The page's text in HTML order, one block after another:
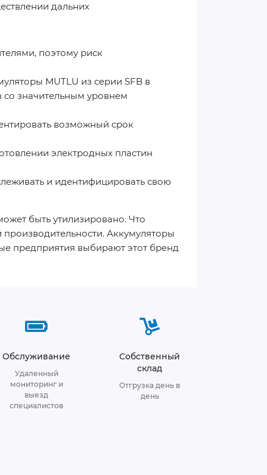
дальних
поэтому риск
MUTLU из серии SFB в
со значительным уровнем
возможный срок
электродных пластин
и идентифицировать свою
быть утилизировано. Что
Аккумуляторы
предприятия выбирают этот бренд
Обслуживание
Удаленный
мониторинг и
выезд
специалистов
Собственный
склад
Отгрузка день в
день